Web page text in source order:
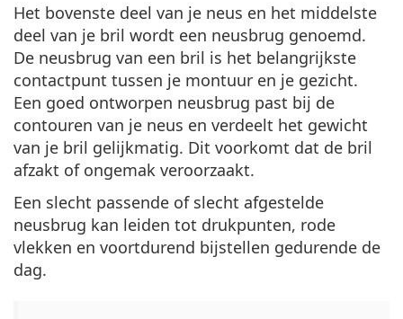
Het bovenste deel van je neus en het middelste
deel van je bril wordt een neusbrug genoemd.
De neusbrug van een bril is het belangrijkste
contactpunt tussen je montuur en je gezicht.
Een goed ontworpen neusbrug past bij de
contouren van je neus en verdeelt het gewicht
van je bril gelijkmatig. Dit voorkomt dat de bril
afzakt of ongemak veroorzaakt.
Een slecht passende of slecht afgestelde
neusbrug kan leiden tot drukpunten, rode
vlekken en voortdurend bijstellen gedurende de
dag.